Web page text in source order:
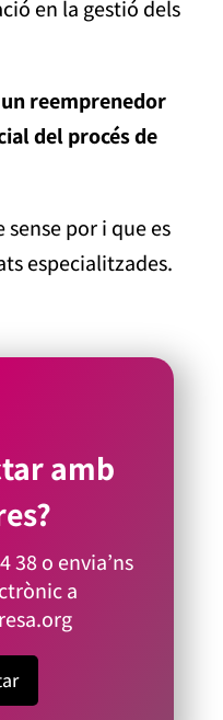
en la gestió dels
reemprenedor
del procés de
sense por i que es
especialitzades.
amb
38o envia’ns
a